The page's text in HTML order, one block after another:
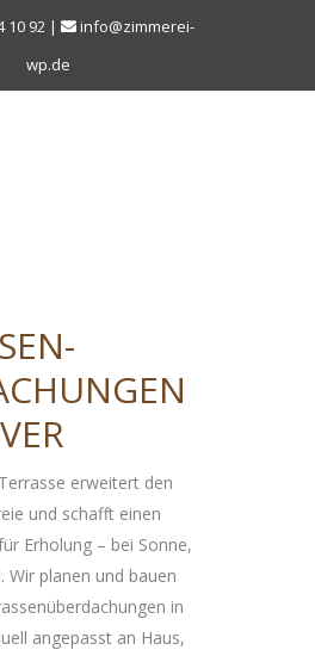
10 92|
info@zimmerei-
wp.de
erweitert den
und schafft einen
Erholung – bei Sonne,
Wir planen und bauen
in
angepasst an Haus,